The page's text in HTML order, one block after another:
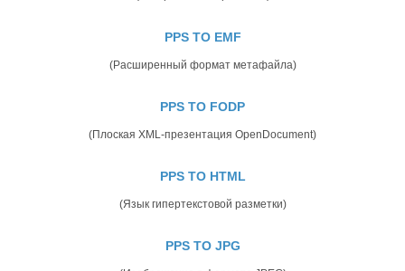
PPS TO EMF
(Расширенный формат метафайла)
PPS TO FODP
(Плоская XML-презентация OpenDocument)
PPS TO HTML
(Язык гипертекстовой разметки)
PPS TO JPG